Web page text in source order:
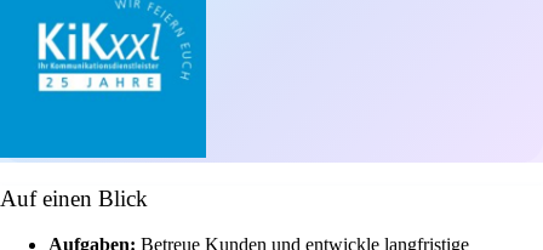
Auf einen Blick
Aufgaben: Betreue Kunden und entwickle langfristige